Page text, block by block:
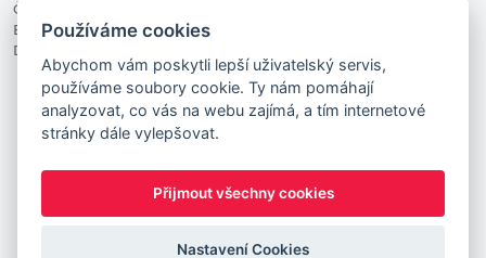
Členské organizace
Blog
Digitalizace ve vzdělávání
DigiKoalice 2021. All rights reserved
Vstup do administrace
This project has received funding from the European
Commission Innovation and Networks Executive Agency (now
Commission and the European Commission is not responsible
Používáme cookies
Abychom vám poskytli lepší uživatelský servis,
používáme soubory cookie. Ty nám pomáhají
analyzovat, co vás na webu zajímá, a tím internetové
stránky dále vylepšovat.
Přijmout všechny cookies
Nastavení Cookies